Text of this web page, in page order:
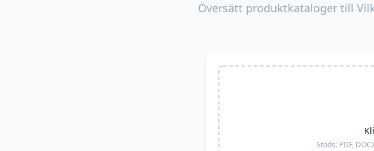
Översätt produktkataloger till
Stöds: PDF,